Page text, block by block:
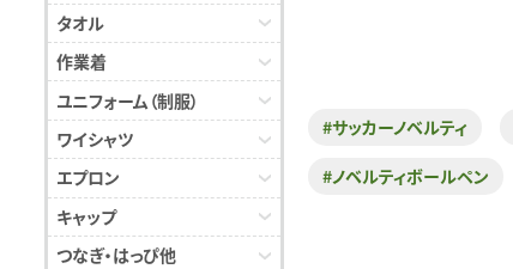
タオル
作業着
ユニフォーム（制服）
ワイシャツ
エプロン
キャップ
つなぎ・はっぴ他
#サッカーノベルティ
#ノベルティボールペン